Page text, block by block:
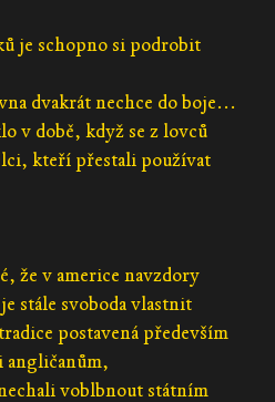
je schopno si podrobit
dvakrát nechce do boje...
v době, když se z lovců
kteří přestali používat
že v americe navzdory
stále svoboda vlastnit
postavená především
angličanům,
voblbnout státním